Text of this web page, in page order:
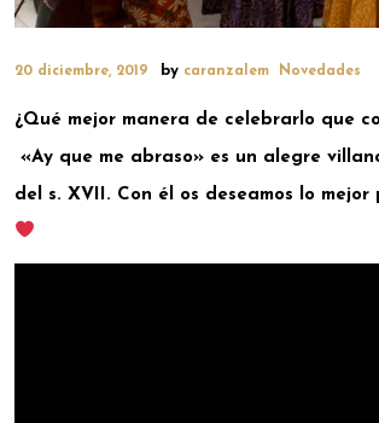
20 diciembre, 2019 by caranzalem Novedades
¿Qué mejor manera de celebrarlo que
«Ay que me abraso» es un alegre
del s. XVII. Con él os deseamos lo